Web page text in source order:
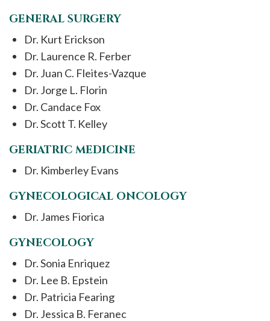
GENERAL SURGERY
Dr. Kurt Erickson
Dr. Laurence R. Ferber
Dr. Juan C. Fleites-Vazque
Dr. Jorge L. Florin
Dr. Candace Fox
Dr. Scott T. Kelley
GERIATRIC MEDICINE
Dr. Kimberley Evans
GYNECOLOGICAL ONCOLOGY
Dr. James Fiorica
GYNECOLOGY
Dr. Sonia Enriquez
Dr. Lee B. Epstein
Dr. Patricia Fearing
Dr. Jessica B. Feranec